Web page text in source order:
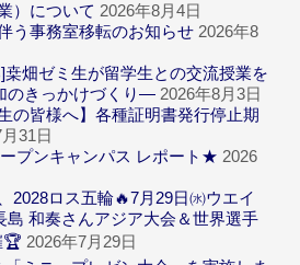
）について 2026年8月4日
う事務室移転のお知らせ 2026年8
畑ゼミ生が留学生との交流授業を
のきっかけづくり― 2026年8月3日
の皆様へ】各種証明書発行停止期
31日
プンキャンパス レポート★ 2026
2028ロス五輪🔥7月29日㈬ウエイ
島 和奏さんアジア大会＆世界選手
🏆 2026年7月29日